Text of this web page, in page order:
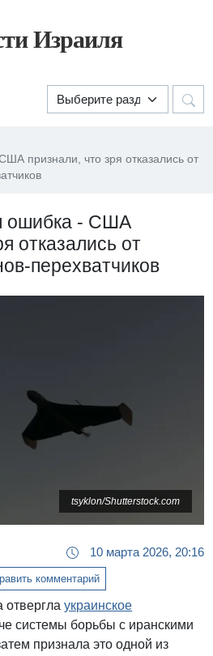
Израиля
признали, что зря отказались от
ошибка - США
отказались от
перехватчиков
tsyklon/Shutterstock.com
10 марта 2026, 20:16
комментарий
отверглаукраинское
системы борьбы с иранскими
признала это одной из